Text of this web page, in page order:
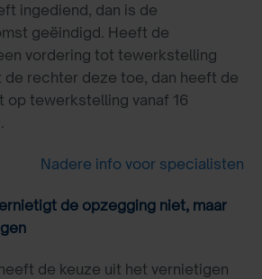
ingediend, dan is de
geëindigd. Heeft de
vordering tot tewerkstelling
de rechter deze toe, dan heeft de
op tewerkstelling vanaf 16
Nadere info voor specialisten
de opzegging niet, maar
de keuze uit het vernietigen